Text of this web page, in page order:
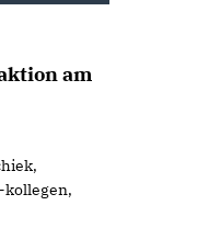
am
kollegen,